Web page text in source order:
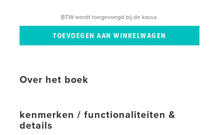
BTW wordt toegevoegd bij de kassa.
Over het boek
kenmerken / functionaliteiten &
details